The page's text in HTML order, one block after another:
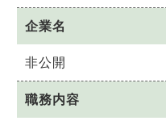
企業名
非公開
職務内容